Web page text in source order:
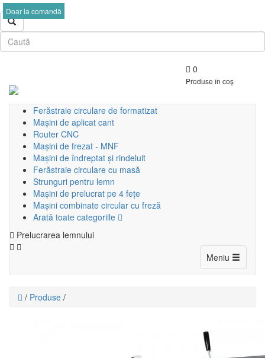
0
Produse în coș
Ferăstraie circulare de formatizat
Mașini de aplicat cant
Router CNC
Mașini de frezat - MNF
Mașini de îndreptat și rindeluit
Ferăstraie circulare cu masă
Strunguri pentru lemn
Mașini de prelucrat pe 4 fețe
Mașini combinate circular cu freză
Arată toate categoriile
Prelucrarea lemnului
Meniu Toggle
/ Produse /
Doar la comandă